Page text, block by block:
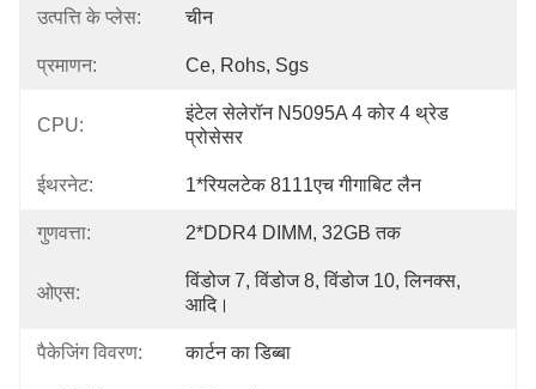
उत्पत्ति के प्लेस: चीन
प्रमाणन: Ce, Rohs, Sgs
CPU:
इंटेल सेलेरॉन N5095A 4 कोर 4 थ्रेड
प्रोसेसर
ईथरनेट: 1*रियलटेक 8111एच गीगाबिट लैन
गुणवत्ता: 2*DDR4 DIMM, 32GB तक
ओएस:
विंडोज 7, विंडोज 8, विंडोज 10, लिनक्स,
आदि।
पैकेजिंग विवरण: कार्टन का डिब्बा